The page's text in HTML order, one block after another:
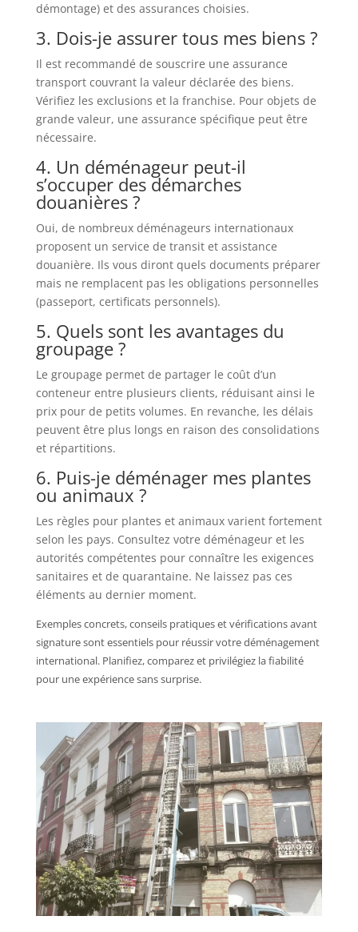
démontage) et des assurances choisies.
3. Dois-je assurer tous mes biens ?
Il est recommandé de souscrire une assurance
transport couvrant la valeur déclarée des biens.
Vérifiez les exclusions et la franchise. Pour objets de
grande valeur, une assurance spécifique peut être
nécessaire.
4. Un déménageur peut-il
s’occuper des démarches
douanières ?
Oui, de nombreux déménageurs internationaux
proposent un service de transit et assistance
douanière. Ils vous diront quels documents préparer
mais ne remplacent pas les obligations personnelles
(passeport, certificats personnels).
5. Quels sont les avantages du
groupage ?
Le groupage permet de partager le coût d’un
conteneur entre plusieurs clients, réduisant ainsi le
prix pour de petits volumes. En revanche, les délais
peuvent être plus longs en raison des consolidations
et répartitions.
6. Puis-je déménager mes plantes
ou animaux ?
Les règles pour plantes et animaux varient fortement
selon les pays. Consultez votre déménageur et les
autorités compétentes pour connaître les exigences
sanitaires et de quarantaine. Ne laissez pas ces
éléments au dernier moment.
Exemples concrets, conseils pratiques et vérifications avant
signature sont essentiels pour réussir votre déménagement
international. Planifiez, comparez et privilégiez la fiabilité
pour une expérience sans surprise.